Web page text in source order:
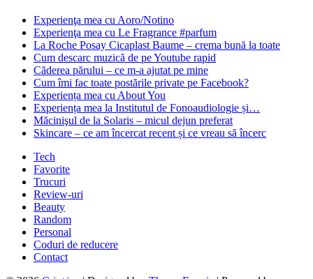
Experienţa mea cu Aoro/Notino
Experienţa mea cu Le Fragrance #parfum
La Roche Posay Cicaplast Baume – crema bună la toate
Cum descarc muzică de pe Youtube rapid
Căderea părului – ce m-a ajutat pe mine
Cum îmi fac toate postările private pe Facebook?
Experiența mea cu About You
Experiența mea la Institutul de Fonoaudiologie și…
Măcinişul de la Solaris – micul dejun preferat
Skincare – ce am încercat recent și ce vreau să încerc
Tech
Favorite
Trucuri
Review-uri
Beauty
Random
Personal
Coduri de reducere
Contact